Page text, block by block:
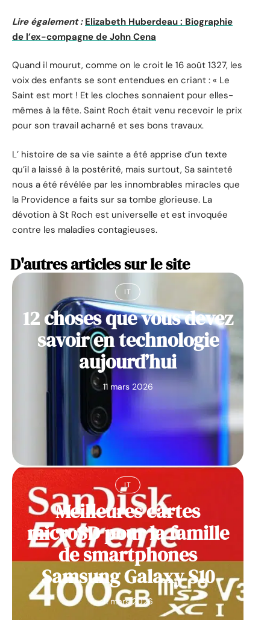
Lire également : Elizabeth Huberdeau : Biographie
de l’ex-compagne de John Cena
Quand il mourut, comme on le croit le 16 août 1327, les
voix des enfants se sont entendues en criant : « Le
Saint est mort ! Et les cloches sonnaient pour elles-
mêmes à la fête. Saint Roch était venu recevoir le prix
pour son travail acharné et ses bons travaux.
L’ histoire de sa vie sainte a été apprise d’un texte
qu’il a laissé à la postérité, mais surtout, Sa sainteté
nous a été révélée par les innombrables miracles que
la Providence a faits sur sa tombe glorieuse. La
dévotion à St Roch est universelle et est invoquée
contre les maladies contagieuses.
D'autres articles sur le site
IT
12 choses que vous devez
savoir en technologie
aujourd’hui
11 mars 2026
IT
Meilleures cartes
microSD pour la famille
de smartphones
Samsung Galaxy S10
11 mars 2026